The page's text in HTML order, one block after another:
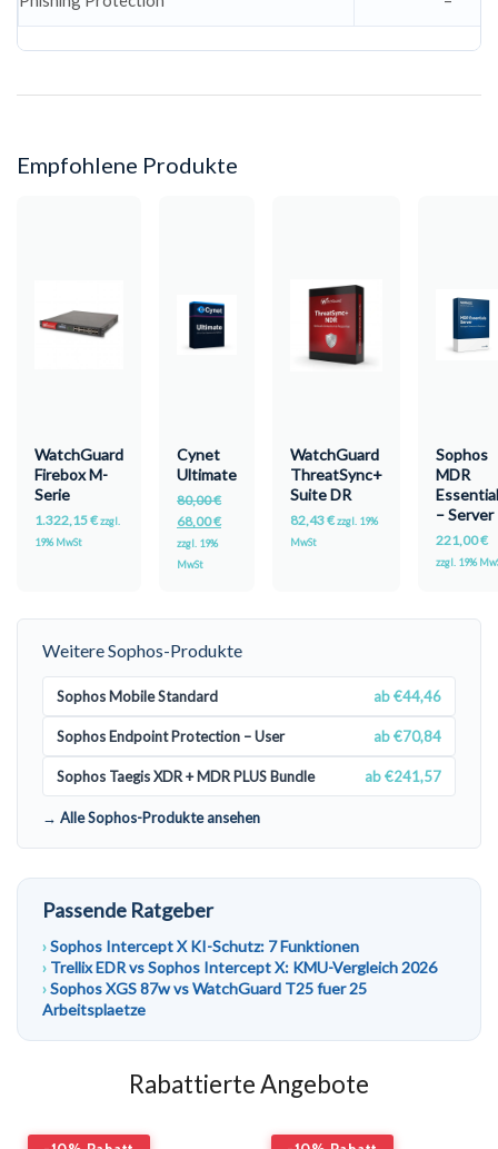
Empfohlene Produkte
WatchGuard
Firebox M-
Serie
1.322,15€zzgl.
19% MwSt
Cynet
Ultimate
80,00€
68,00€
zzgl. 19%
MwSt
WatchGuard
ThreatSync+
Suite DR
82,43€zzgl. 19%
MwSt
Sophos
MDR
– Server
221,00€
zzgl. 19%
Weitere Sophos-Produkte
Sophos Mobile Standard ab €44,46
Sophos Endpoint Protection – User ab €70,84
Sophos Taegis XDR + MDR PLUS Bundle ab €241,57
→ Alle Sophos-Produkte ansehen
Passende Ratgeber
Sophos Intercept X KI-Schutz: 7 Funktionen
Trellix EDR vs Sophos Intercept X: KMU-Vergleich 2026
Sophos XGS 87w vs WatchGuard T25 fuer 25
Arbeitsplaetze
Rabattierte Angebote